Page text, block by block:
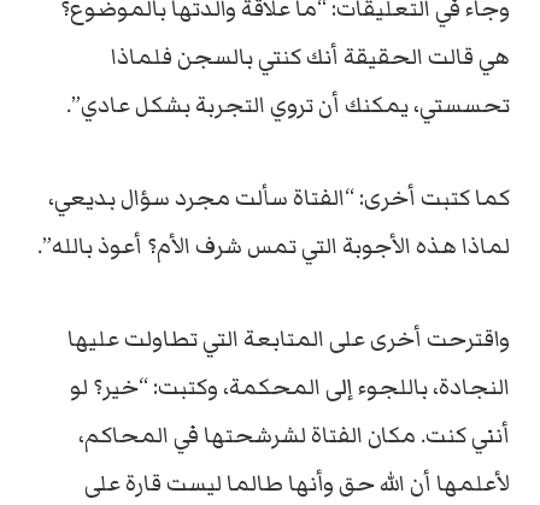
وجاء في التعليقات: “ما علاقة والدتها بالموضوع؟
هي قالت الحقيقة أنك كنتي بالسجن فلماذا
تحسستي، يمكنك أن تروي التجربة بشكل عادي”.
كما كتبت أخرى: “الفتاة سألت مجرد سؤال بديعي،
لماذا هذه الأجوبة التي تمس شرف الأم؟ أعوذ بالله”.
واقترحت أخرى على المتابعة التي تطاولت عليها
النجادة، باللجوء إلى المحكمة، وكتبت: “خير؟ لو
أنني كنت. مكان الفتاة لشرشحتها في المحاكم،
لأعلمها أن الله حق وأنها طالما ليست قارة على